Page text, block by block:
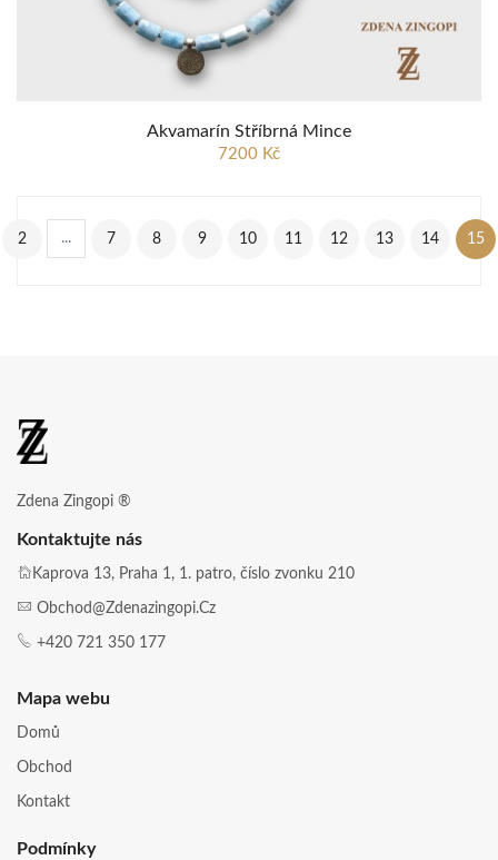
Akvamarín Stříbrná Mince
7200 Kč
2 ... 7 8 9 10 11 12 13 14 15
Zdena Zingopi ®
Kontaktujte nás
Kaprova 13, Praha 1, 1. patro, číslo zvonku 210
Obchod@zdenazingopi.cz
+420 721 350 177
Mapa webu
Domů
Obchod
Kontakt
Podmínky